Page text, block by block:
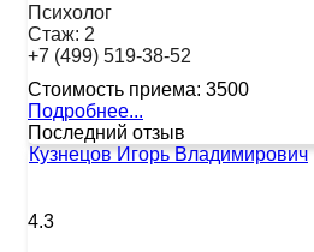
Психолог
Стаж: 2
+7 (499) 519-38-52
Стоимость приема: 3500
Подробнее...
Последний отзыв
Кузнецов Игорь Владимирович
4.3